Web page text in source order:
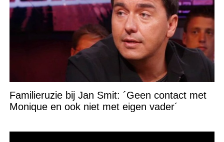
Familieruzie bij Jan Smit: ´Geen contact met
Monique en ook niet met eigen vader´